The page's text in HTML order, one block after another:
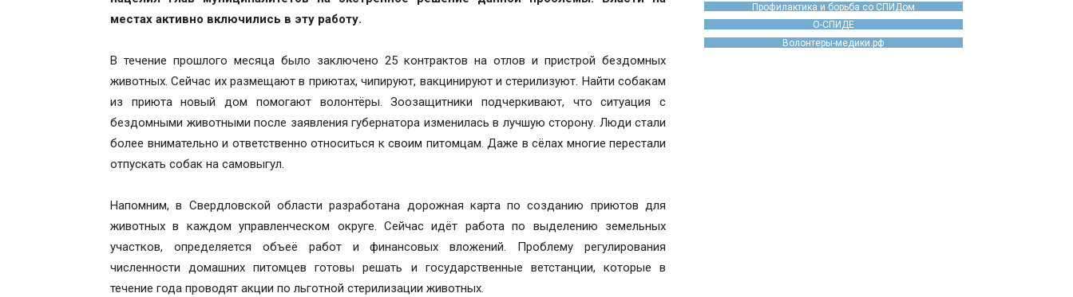
местах активно включились в эту работу.
В течение прошлого месяца было заключено 25 контрактов на отлов и пристрой бездомных
животных. Сейчас их размещают в приютах, чипируют, вакцинируют и стерилизуют. Найти собакам
из приюта новый дом помогают волонтёры. Зоозащитники подчеркивают, что ситуация с
бездомными животными после заявления губернатора изменилась в лучшую сторону. Люди стали
более внимательно и ответственно относиться к своим питомцам. Даже в сёлах многие перестали
отпускать собак на самовыгул.
Напомним, в Свердловской области разработана дорожная карта по созданию приютов для
животных в каждом управленческом округе. Сейчас идёт работа по выделению земельных
участков, определяется объеё работ и финансовых вложений. Проблему регулирования
численности домашних питомцев готовы решать и государственные ветстанции, которые в
течение года проводят акции по льготной стерилизации животных.
Профилактика и борьба со СПИДом
О-СПИДЕ
Волонтеры-медики.рф